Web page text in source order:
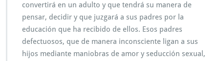
convertirá en un adulto y que tendrá su manera de
pensar, decidir y que juzgará a sus padres por la
educación que ha recibido de ellos. Esos padres
defectuosos, que de manera inconsciente ligan a sus
hijos mediante maniobras de amor y seducción sexual,